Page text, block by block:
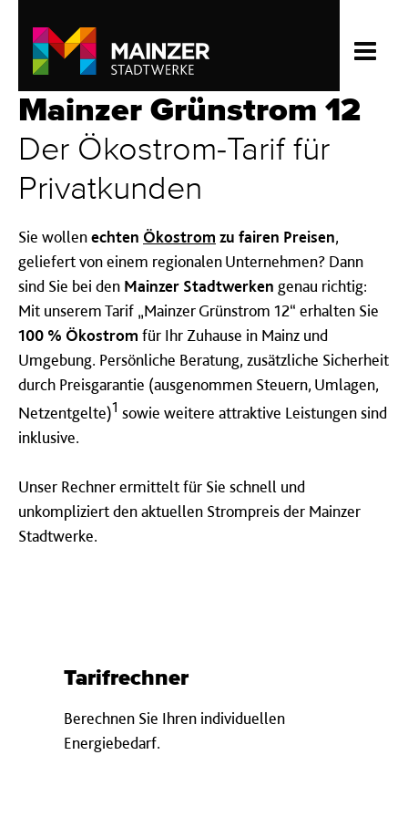
Mainzer Grünstrom 12
Der Ökostrom-Tarif für
Privatkunden
Sie wollenechten Ökostrom zu fairen Preisen,
geliefert von einem regionalen Unternehmen? Dann
sind Sie bei den Mainzer Stadtwerken genau richtig:
Mit unserem Tarif „Mainzer Grünstrom 12“ erhalten Sie
100 % Ökostrom für Ihr Zuhause in Mainz und
Umgebung. Persönliche Beratung, zusätzliche Sicherheit
durch Preisgarantie (ausgenommen Steuern, Umlagen,
Netzentgelte)1 sowie weitere attraktive Leistungen sind
inklusive.
Unser Rechner ermittelt für Sie schnell und
unkompliziert den aktuellen Strompreis der Mainzer
Stadtwerke.
Tarifrechner
Berechnen Sie Ihren individuellen
Energiebedarf.